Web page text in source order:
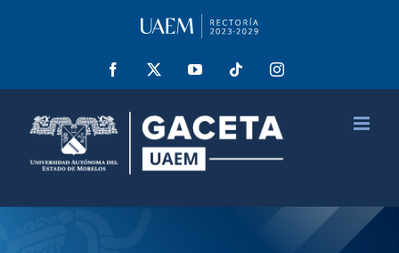
Facebook YouTube Tiktok Instagram